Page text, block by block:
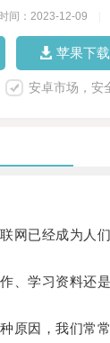
时间：2023-12-09
苹果下载
安卓市场，安
已经成为人们
学习资料还是
因，我们常常